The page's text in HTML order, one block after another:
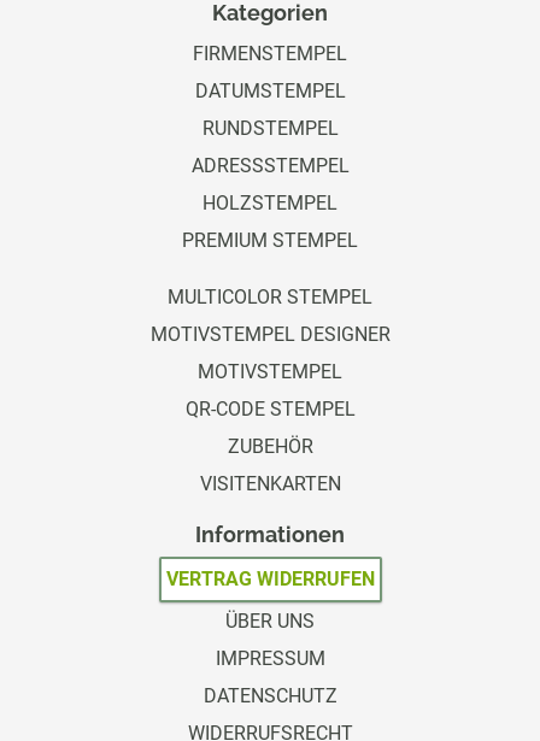
Kategorien
FIRMENSTEMPEL
DATUMSTEMPEL
RUNDSTEMPEL
ADRESSSTEMPEL
HOLZSTEMPEL
PREMIUM STEMPEL
MULTICOLOR STEMPEL
MOTIVSTEMPEL DESIGNER
MOTIVSTEMPEL
QR-CODE STEMPEL
ZUBEHÖR
VISITENKARTEN
Informationen
VERTRAG WIDERRUFEN
ÜBER UNS
IMPRESSUM
DATENSCHUTZ
WIDERRUFSRECHT